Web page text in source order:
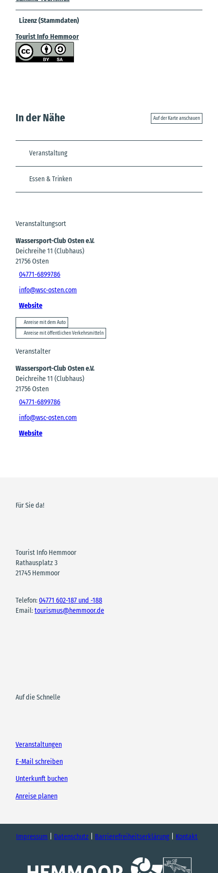
Lizenz (Stammdaten)
Tourist Info Hemmoor
In der Nähe Auf der Karte anschauen
Veranstaltung
Essen & Trinken
Veranstaltungsort
Wassersport-Club Osten e.V.
Deichreihe 11 (Clubhaus)
21756Osten
04771-6899786
info@wsc-osten.com
Website
Anreise mit dem Auto
Anreise mit öffentlichen Verkehrsmitteln
Veranstalter
Wassersport-Club Osten e.V.
Deichreihe 11 (Clubhaus)
21756Osten
04771-6899786
info@wsc-osten.com
Website
Für Sie da!
Tourist Info Hemmoor
Rathausplatz 3
21745 Hemmoor
Telefon:04771 602-187 und -188
Email:tourismus@hemmoor.de
Auf die Schnelle
Veranstaltungen
E-Mail schreiben
Unterkunft buchen
Anreise planen
Impressum Datenschutz Barrierefreiheitserklärung Kontakt